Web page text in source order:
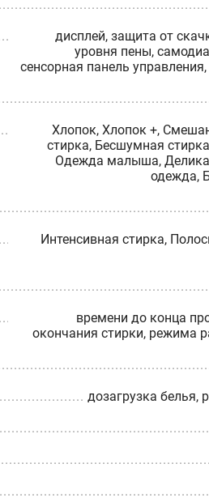
дисплей, защита от
уровня пены,
сенсорная панель
Хлопок, Хлопок +,
стирка, Бесшумная
Одежда малыша,
одежда,
Интенсивная стирка,
времени до конца
окончания стирки, режима
дозагрузка белья,